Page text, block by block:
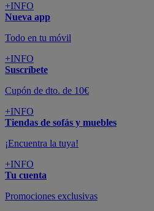
+INFO
Nueva app
Todo en tu móvil
+INFO
Suscríbete
Cupón de dto. de 10€
+INFO
Tiendas de sofás y muebles
¡Encuentra la tuya!
+INFO
Tu cuenta
Promociones exclusivas